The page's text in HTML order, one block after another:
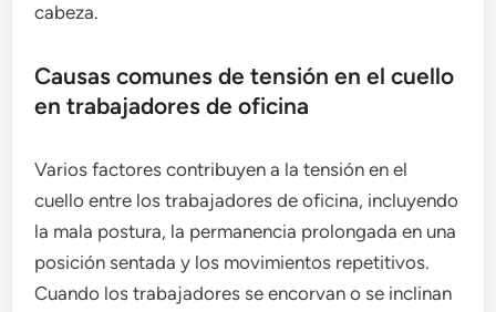
cabeza.
Causas comunes de tensión en el cuello
en trabajadores de oficina
Varios factores contribuyen a la tensión en el
cuello entre los trabajadores de oficina, incluyendo
la mala postura, la permanencia prolongada en una
posición sentada y los movimientos repetitivos.
Cuando los trabajadores se encorvan o se inclinan